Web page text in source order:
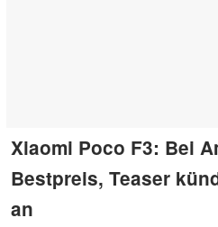
Xiaomi Poco F3: Bei
Bestpreis, Teaser
an